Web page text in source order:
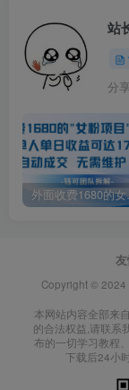
站
外面收费
Copyright © 2024
本网站内容全部来
的合法权益,请联系
布的一切学习教程
下载后24小